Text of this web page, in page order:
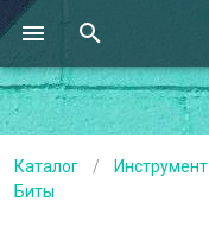
Каталог / Инструмент
Биты